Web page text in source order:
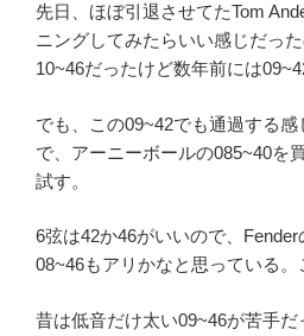
先日、ほぼ引退させてたTom
ニングしてみたらいい感じだっ
10~46だったけど数年前には
でも、この09~42でも通過する
で、アーニーボールの085~40を
試す。
6弦は42か46がいいので、
08~46もアリかなと思っている。
昔は低音だけ太い09~46が苦手